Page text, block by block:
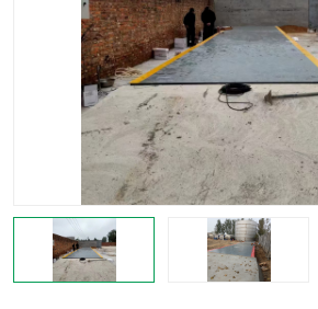
半自动输送机 全自
冷却塔 食品
木材
塑料撕碎机 金属